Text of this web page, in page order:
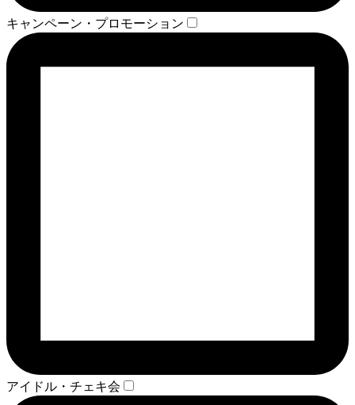
キャンペーン・プロモーション
アイドル・チェキ会